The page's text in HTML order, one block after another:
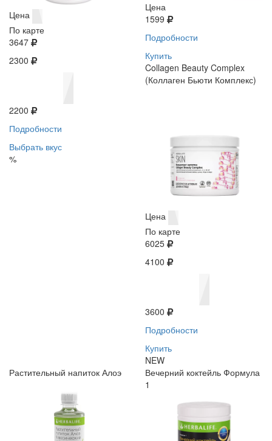
Цена
По карте
3647
2300
2200
Подробности
Выбрать вкус
%
Цена
1599
Подробности
Купить
Collagen Beauty Complex
(Коллаген Бьюти Комплекс)
Цена
По карте
6025
4100
3600
Подробности
Купить
NEW
Растительный напиток Алоэ
Вечерний коктейль Формула
1